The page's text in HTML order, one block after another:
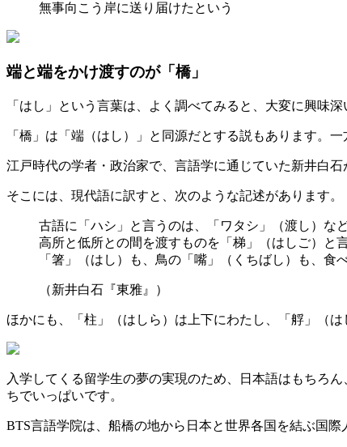
無事向こう岸に送り届けたという
端と端をかけ渡すのが「橋」
「はし」という言葉は、よく調べてみると、大変に興味深
「橋」は「端（はし）」と同源だとする説もあります。
江戸時代の学者・政治家で、言語学に通じていた新井白
そこには、現代語に訳すと、次のような記述があります。
古語に「ハシ」と言うのは、「ワタシ」（渡し）な
高所と低所との間を渡すものを「梯」（はしご）と言
「箸」（はし）も、鳥の「嘴」（くちばし）も、食
（新井白石『東雅』）
ほかにも、「柱」（はしら）は上下にわたし、「艀」（
入学してくる留学生の夢の実現のため、日本語はもちろ
ちでいっぱいです。
BTS言語学院は、船橋の地から日本と世界各国を結ぶ国際